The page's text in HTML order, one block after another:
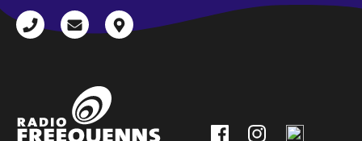
+43
radio@freequenns.at
Kulturhausstraße